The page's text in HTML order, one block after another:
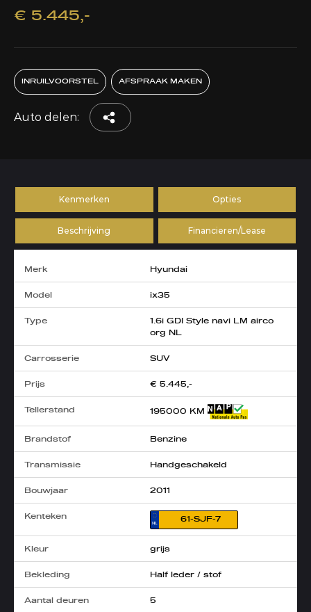
€ 5.445,-
INRUILVOORSTEL AFSPRAAK MAKEN
Auto delen:
Kenmerken Opties
Beschrijving Financieren/Lease
Merk Hyundai
Model ix35
Type
1.6i GDI Style navi LM airco
org NL
Carrosserie SUV
Prijs € 5.445,-
Tellerstand 195000 KM
Brandstof Benzine
Transmissie Handgeschakeld
Bouwjaar 2011
Kenteken 61-SJF-7
Kleur grijs
Bekleding Half leder / stof
Aantal deuren 5